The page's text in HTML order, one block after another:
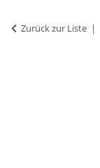
Zurück zur Liste